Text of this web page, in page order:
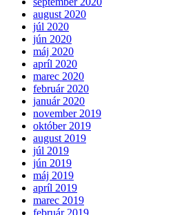
august 2020
júl 2020
jún 2020
máj 2020
apríl 2020
marec 2020
február 2020
január 2020
november 2019
október 2019
august 2019
júl 2019
jún 2019
máj 2019
apríl 2019
marec 2019